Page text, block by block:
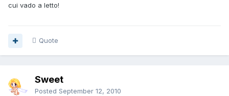
cui vado a letto!
Quote
Sweet
Posted September 12, 2010